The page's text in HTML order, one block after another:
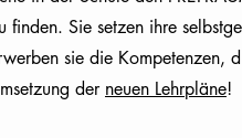
Sie setzen ihre
sie die Kompetenzen,
der neuen Lehrpläne!